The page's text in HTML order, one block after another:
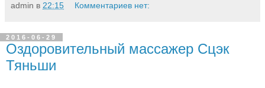
admin в 22:15 Комментариев нет:
2016-06-29
Оздоровительный массажер Сцэк
Тяньши